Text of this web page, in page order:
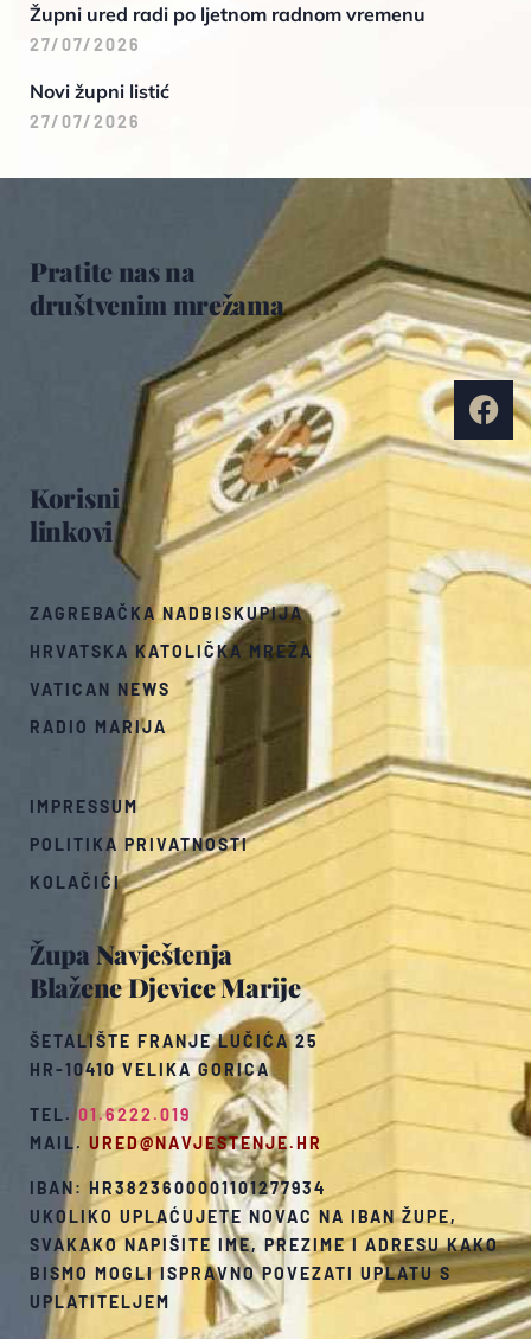
Župni ured radi po ljetnom radnom vremenu
27/07/2026
Novi župni listić
27/07/2026
Župa Navještenja
Blažene Djevice Marije
ŠETALIŠTE FRANJE LUČIĆA 25
HR-10410 VELIKA GORICA
TEL.01.6222.019
MAIL. URED@NAVJESTENJE.HR
IBAN: HR3823600001101277934
UKOLIKO UPLAĆUJETE NOVAC NA IBAN ŽUPE,
SVAKAKO NAPIŠITE IME, PREZIME I ADRESU KAKO
BISMO MOGLI ISPRAVNO POVEZATI UPLATU S
UPLATITELJEM
Korisni
linkovi
ZAGREBAČKA NADBISKUPIJA
HRVATSKA KATOLIČKA MREŽA
VATICAN NEWS
RADIO MARIJA
IMPRESSUM
POLITIKA PRIVATNOSTI
KOLAČIĆI
Pratite nas na
društvenim mrežama